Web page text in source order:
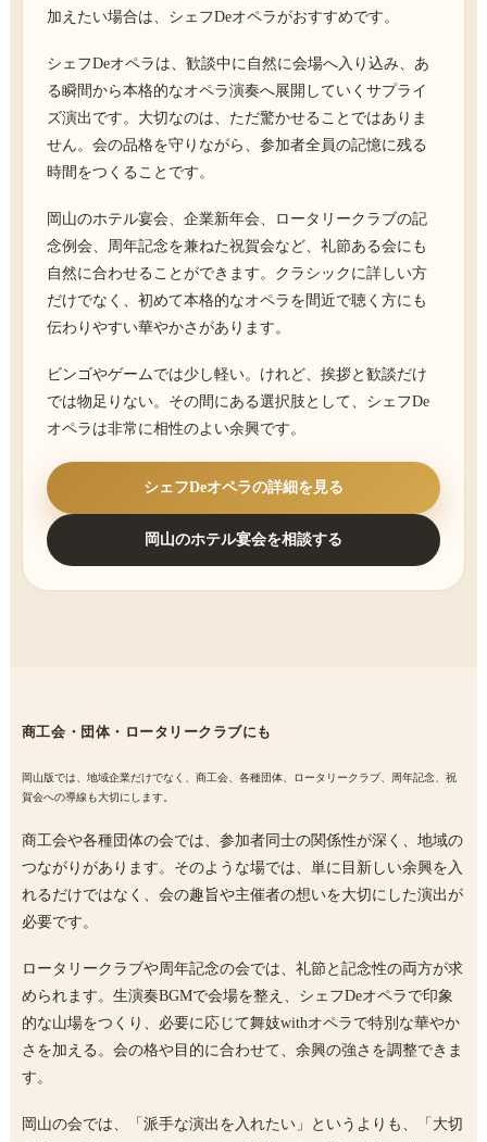
加えたい場合は、シェフDeオペラがおすすめです。
シェフDeオペラは、歓談中に自然に会場へ入り込み、あ
る瞬間から本格的なオペラ演奏へ展開していくサプライ
ズ演出です。大切なのは、ただ驚かせることではありま
せん。会の品格を守りながら、参加者全員の記憶に残る
時間をつくることです。
岡山のホテル宴会、企業新年会、ロータリークラブの記
念例会、周年記念を兼ねた祝賀会など、礼節ある会にも
自然に合わせることができます。クラシックに詳しい方
だけでなく、初めて本格的なオペラを間近で聴く方にも
伝わりやすい華やかさがあります。
ビンゴやゲームでは少し軽い。けれど、挨拶と歓談だけ
では物足りない。その間にある選択肢として、シェフDe
オペラは非常に相性のよい余興です。
シェフDeオペラの詳細を見る
岡山のホテル宴会を相談する
商工会・団体・ロータリークラブにも
岡山版では、地域企業だけでなく、商工会、各種団体、ロータリークラブ、周年記念、祝
賀会への導線も大切にします。
商工会や各種団体の会では、参加者同士の関係性が深く、地域の
つながりがあります。そのような場では、単に目新しい余興を入
れるだけではなく、会の趣旨や主催者の想いを大切にした演出が
必要です。
ロータリークラブや周年記念の会では、礼節と記念性の両方が求
められます。生演奏BGMで会場を整え、シェフDeオペラで印象
的な山場をつくり、必要に応じて舞妓withオペラで特別な華やか
さを加える。会の格や目的に合わせて、余興の強さを調整できま
す。
岡山の会では、「派手な演出を入れたい」というよりも、「大切